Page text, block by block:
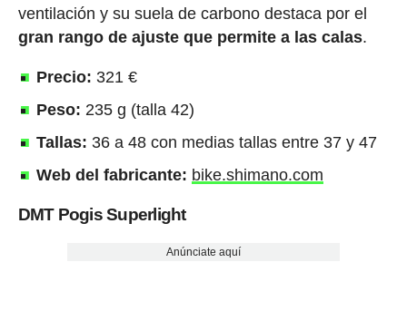
ventilación y su suela de carbono destaca por el
gran rango de ajuste que permite a las calas.
Precio: 321 €
Peso: 235 g (talla 42)
Tallas: 36 a 48 con medias tallas entre 37 y 47
Web del fabricante: bike.shimano.com
DMT Pogis Superlight
Anúnciate aquí